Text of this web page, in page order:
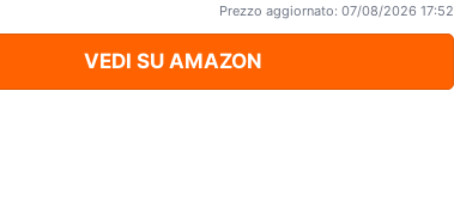
Prezzo aggiornato: 07/08/2026 17:52
VEDI SU AMAZON